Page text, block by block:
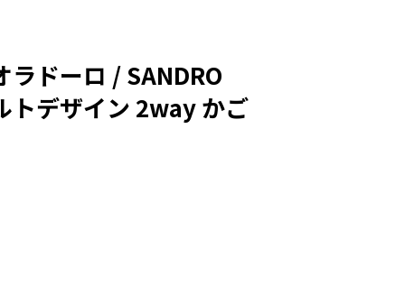
ラドーロ / SANDRO
トデザイン 2way かご